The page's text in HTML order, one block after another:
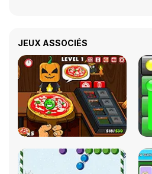
JEUX ASSOCIÉS